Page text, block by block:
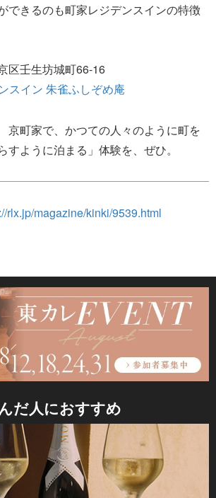
できるのも町家レジデンスインの特徴
区壬生坊城町66-16
スイン 朱雀ふしぞめ庵
町家で、かつての人々のように町を
すように泊まる」体験を、ぜひ。
rlx.jp/magazine/kinki/9539.html
だ人におすすめ